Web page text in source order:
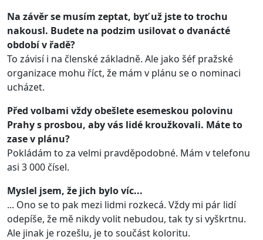
Na závěr se musím zeptat, byť už jste to trochu
nakousl. Budete na podzim usilovat o dvanácté
období v řadě?
To závisí i na členské základně. Ale jako šéf pražské
organizace mohu říct, že mám v plánu se o nominaci
ucházet.
Před volbami vždy obešlete esemeskou polovinu
Prahy s prosbou, aby vás lidé kroužkovali. Máte to
zase v plánu?
Pokládám to za velmi pravděpodobné. Mám v telefonu
asi 3 000 čísel.
Myslel jsem, že jich bylo víc...
... Ono se to pak mezi lidmi rozkecá. Vždy mi pár lidí
odepíše, že mě nikdy volit nebudou, tak ty si vyškrtnu.
Ale jinak je rozešlu, je to součást koloritu.